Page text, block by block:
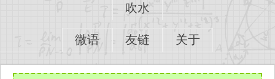
吹水
微语 友链 关于